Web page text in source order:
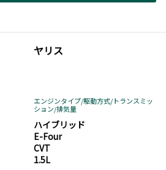
ヤリス
エンジンタイプ/駆動方式/トランスミッ
ション/排気量
ハイブリッド
E-Four
CVT
1.5L